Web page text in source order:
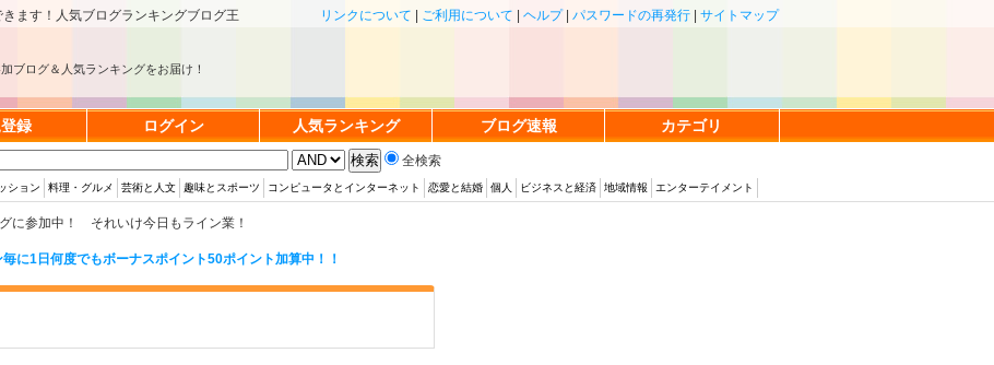
ます！人気ブログランキングブログ王 リンクについて ご利用について ヘルプ| パスワードの再発行 サイトマップ
ブログ＆人気ランキングをお届け！
録 ログイン 人気ランキング ブログ速報 カテゴリ
全検索
ション 料理・グルメ 芸術と人文 趣味とスポーツ コンピュータとインターネット 恋愛と結婚 個人 ビジネスと経済 地域情報 エンターテイメント
に参加中！ それいけ今日もライン業！
毎に1日何度でもボーナスポイント50ポイント加算中！！